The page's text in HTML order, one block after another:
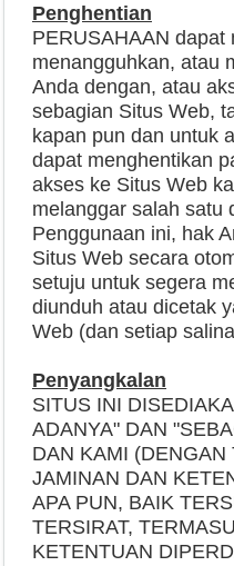
Penghentian
PERUSAHAAN dapat
menangguhkan, atau
Anda dengan, atau
sebagian Situs Web,
kapan pun dan untuk
dapat menghentikan
akses ke Situs Web
melanggar salah satu
Penggunaan ini, hak
Situs Web secara
setuju untuk segera
diunduh atau dicetak
Web (dan setiap
Penyangkalan
SITUS INI
ADANYA" DAN
DAN KAMI (DENGAN
JAMINAN DAN
APA PUN, BAIK
TERSIRAT,
KETENTUAN